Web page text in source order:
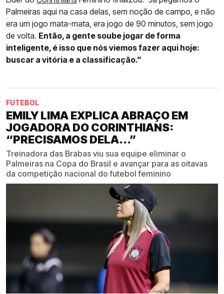
Palmeiras aqui na casa delas, sem noção de campo, e não
era um jogo mata-mata, era jogo de 90 minutos, sem jogo
de volta. Então, a gente soube jogar de forma
inteligente, é isso que nós viemos fazer aqui hoje:
buscar a vitória e a classificação.”
FUTEBOL
EMILY LIMA EXPLICA ABRAÇO EM
JOGADORA DO CORINTHIANS:
“PRECISAMOS DELA...”
Treinadora das Brabas viu sua equipe eliminar o
Palmeiras na Copa do Brasil e avançar para as oitavas
da competição nacional do futebol feminino